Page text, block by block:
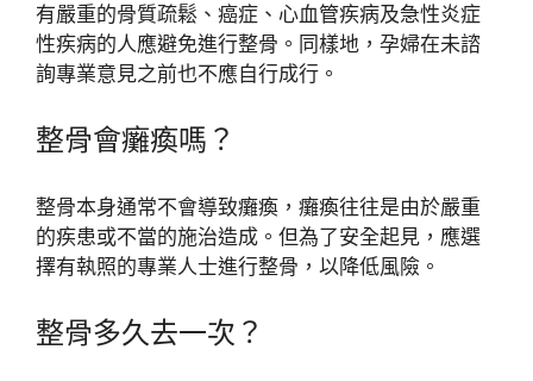
有嚴重的骨質疏鬆、癌症、心血管疾病及急性炎症
性疾病的人應避免進行整骨。同樣地，孕婦在未諮
詢專業意見之前也不應自行成行。
整骨會癱瘓嗎？
整骨本身通常不會導致癱瘓，癱瘓往往是由於嚴重
的疾患或不當的施治造成。但為了安全起見，應選
擇有執照的專業人士進行整骨，以降低風險。
整骨多久去一次？